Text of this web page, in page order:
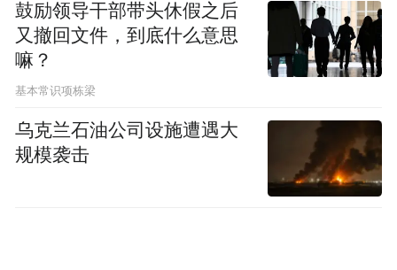
鼓励领导干部带头休假之后
又撤回文件，到底什么意思
嘛？
基本常识项栋梁
乌克兰石油公司设施遭遇大
规模袭击